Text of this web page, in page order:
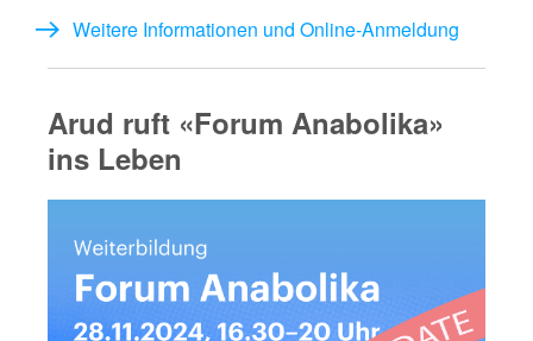
Weitere Informationen und Online-Anmeldung
Arud ruft «Forum Anabolika»
ins Leben